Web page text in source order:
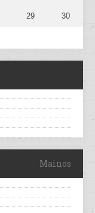
29 30
Mainos